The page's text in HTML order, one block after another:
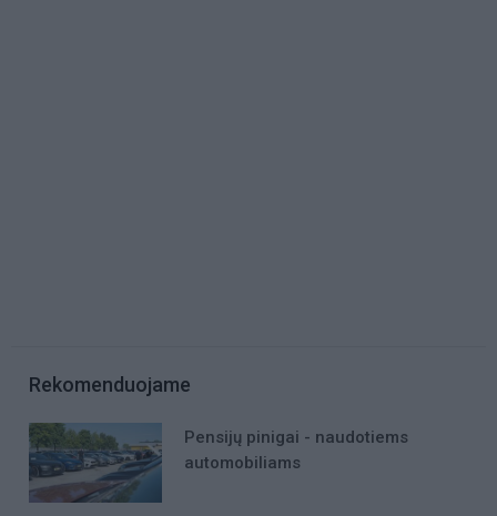
Rekomenduojame
Pensijų pinigai - naudotiems
automobiliams